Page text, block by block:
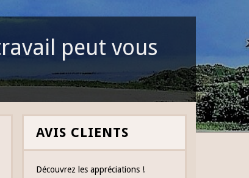
peut vous
AVIS CLIENTS
Découvrez les appréciations !